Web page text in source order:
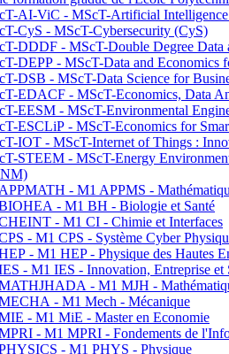
AI-ViC - MScT-Artificial
CyS - MScT-Cybersecurity (CyS)
DDDF - MScT-Double Degree Data
DEPP - MScT-Data and Economics
DSB - MScT-Data Science for
EDACF - MScT-Economics, Data
EESM - MScT-Environmental
ESCLiP - MScT-Economics for
IOT - MScT-Internet of Things :
STEEM - MScT-Energy
- M1 APPMS -
- M1 BH - Biologie et Santé
- M1 CI - Chimie et Interfaces
- M1 CPS - Système Cyber
- M1 HEP - Physique des Hautes
- M1 IES - Innovation, Entreprise et
- M1 MJH -
- M1 Mech - Mécanique
- M1 MiE - Master en Economie
- M1 MPRI - Fondements de
- M1 PHYS - Physique